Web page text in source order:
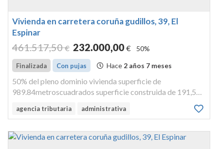
Vivienda en carretera coruña gudillos, 39, El
Espinar
461.517,50 € 232.000,00€ 50%
Finalizada Con pujas Hace 2 años 7 meses
50% del pleno dominio vivienda superficie de
989.84metroscuadrados superficie construida de 191,50
derecha: finca izquierda, fondo: fincaotros:parcela de
agencia tributaria administrativa